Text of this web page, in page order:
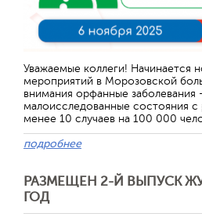
Уважаемые коллеги! Начинается
мероприятий в Морозовской
внимания орфанные заболевания
малоисследованные состояния
менее 10 случаев на 100 000
подробнее
РАЗМЕЩЕН 2-Й ВЫПУСК
ГОД